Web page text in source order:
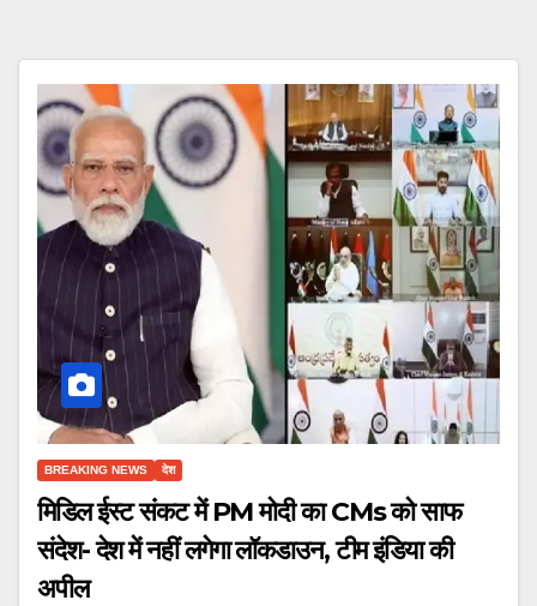
BREAKING NEWS देश
मिडिल ईस्ट संकट में PM मोदी का CMs को साफ
संदेश- देश में नहीं लगेगा लॉकडाउन, टीम इंडिया की
अपील